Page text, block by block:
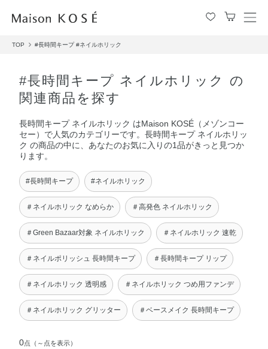
メ
TOP #長時間キープ #ネイルホリック
#長時間キープ ネイルホリック の
関連商品を探す
長時間キープ ネイルホリック はMaison KOSÉ（メゾンコー
セー）で人気のカテゴリーです。長時間キープ ネイルホリッ
ク の商品の中に、あなたのお気に入りの1品がきっと見つか
ります。
#長時間キープ #ネイルホリック
＃ネイルホリック なめらか ＃高発色 ネイルホリック
＃Green Bazaar対象 ネイルホリック ＃ネイルホリック 速乾
＃ネイルポリッシュ 長時間キープ ＃長時間キープ リップ
＃ネイルホリック 透明感 ＃ネイルホリック つめ用ファンデ
＃ネイルホリック グリッター ＃ベースメイク 長時間キープ
0点 （～点を表示）